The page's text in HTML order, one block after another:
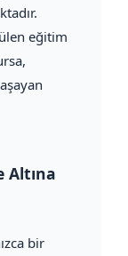
eğitim
Altına
bir